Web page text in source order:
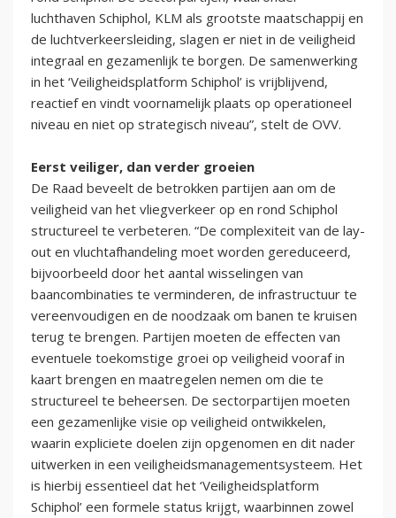
luchthaven Schiphol, KLM als grootste maatschappij en
de luchtverkeersleiding, slagen er niet in de veiligheid
integraal en gezamenlijk te borgen. De samenwerking
in het ‘Veiligheidsplatform Schiphol’ is vrijblijvend,
reactief en vindt voornamelijk plaats op operationeel
niveau en niet op strategisch niveau”, stelt de OVV.
Eerst veiliger, dan verder groeien
De Raad beveelt de betrokken partijen aan om de
veiligheid van het vliegverkeer op en rond Schiphol
structureel te verbeteren. “De complexiteit van de lay-
out en vluchtafhandeling moet worden gereduceerd,
bijvoorbeeld door het aantal wisselingen van
baancombinaties te verminderen, de infrastructuur te
vereenvoudigen en de noodzaak om banen te kruisen
terug te brengen. Partijen moeten de effecten van
eventuele toekomstige groei op veiligheid vooraf in
kaart brengen en maatregelen nemen om die te
structureel te beheersen. De sectorpartijen moeten
een gezamenlijke visie op veiligheid ontwikkelen,
waarin expliciete doelen zijn opgenomen en dit nader
uitwerken in een veiligheidsmanagementsysteem. Het
is hierbij essentieel dat het ‘Veiligheidsplatform
Schiphol’ een formele status krijgt, waarbinnen zowel